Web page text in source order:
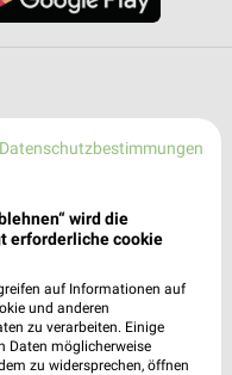
| Öffnet in 36 Min.
Datenschutzbestimmungen
wird die
erforderliche cookie
auf Informationen auf
und anderen
zu verarbeiten. Einige
Daten möglicherweise
zu widersprechen, öffnen